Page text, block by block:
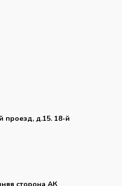
проезд, д.15. 18-й